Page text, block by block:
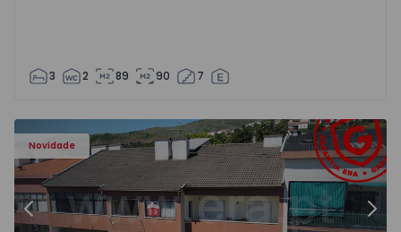
3 2 89 90 7
Novidade
- 18
Apartamento T2 Covilhã, Covilhã e Canhoso - 1497806 -
Anterior